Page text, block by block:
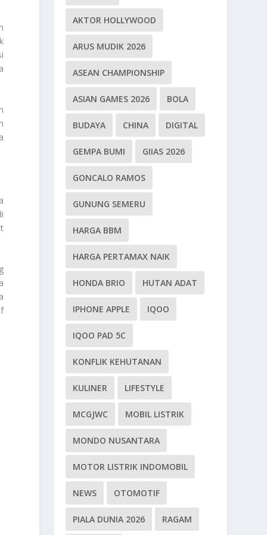
AKTOR HOLLYWOOD
ARUS MUDIK 2026
ASEAN CHAMPIONSHIP
ASIAN GAMES 2026 BOLA
BUDAYA CHINA DIGITAL
GEMPA BUMI GIIAS 2026
GONCALO RAMOS
GUNUNG SEMERU
HARGA BBM
HARGA PERTAMAX NAIK
HONDA BRIO HUTAN ADAT
IPHONE APPLE IQOO
IQOO PAD 5C
KONFLIK KEHUTANAN
KULINER LIFESTYLE
MCGJWC MOBIL LISTRIK
MONDO NUSANTARA
MOTOR LISTRIK INDOMOBIL
NEWS OTOMOTIF
PIALA DUNIA 2026 RAGAM